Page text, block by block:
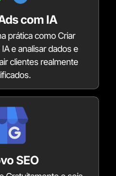
com IA
prática como Criar
e analisar dados e
clientes realmente
SEO